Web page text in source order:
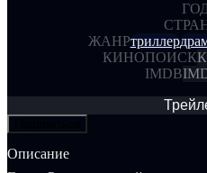
ЖАНРтриллер
КИНОПОИСК
IMDB
Описание